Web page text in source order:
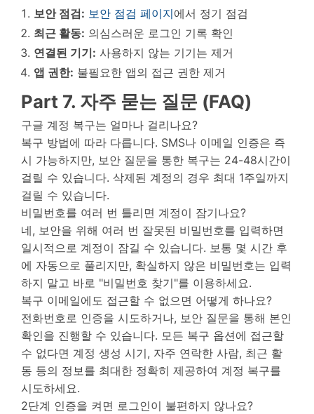
보안 점검: 보안 점검 페이지에서 정기 점검
최근 활동: 의심스러운 로그인 기록 확인
연결된 기기: 사용하지 않는 기기는 제거
앱 권한: 불필요한 앱의 접근 권한 제거
Part 7. 자주 묻는 질문 (FAQ)
구글 계정 복구는 얼마나 걸리나요?
복구 방법에 따라 다릅니다. SMS나 이메일 인증은 즉
시 가능하지만, 보안 질문을 통한 복구는 24-48시간이
걸릴 수 있습니다. 삭제된 계정의 경우 최대 1주일까지
걸릴 수 있습니다.
비밀번호를 여러 번 틀리면 계정이 잠기나요?
네, 보안을 위해 여러 번 잘못된 비밀번호를 입력하면
일시적으로 계정이 잠길 수 있습니다. 보통 몇 시간 후
에 자동으로 풀리지만, 확실하지 않은 비밀번호는 입력
하지 말고 바로 "비밀번호 찾기"를 이용하세요.
복구 이메일에도 접근할 수 없으면 어떻게 하나요?
전화번호로 인증을 시도하거나, 보안 질문을 통해 본인
확인을 진행할 수 있습니다. 모든 복구 옵션에 접근할
수 없다면 계정 생성 시기, 자주 연락한 사람, 최근 활
동 등의 정보를 최대한 정확히 제공하여 계정 복구를
시도하세요.
2단계 인증을 켜면 로그인이 불편하지 않나요?